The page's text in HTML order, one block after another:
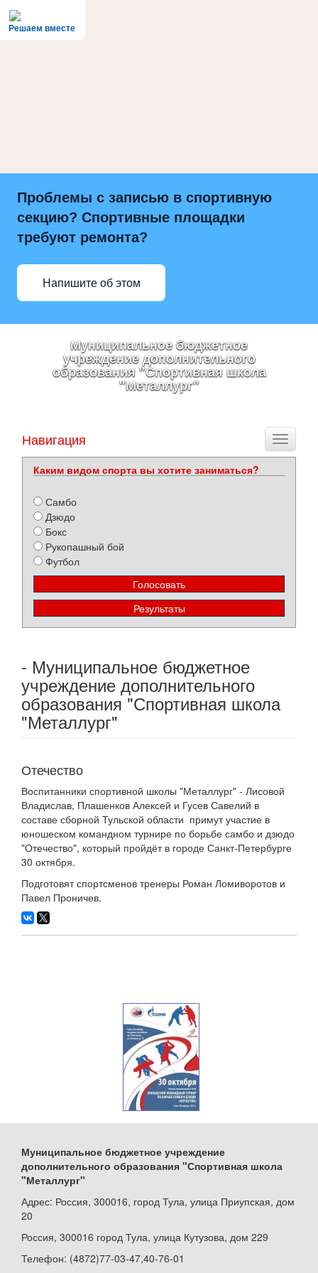
Решаем вместе
Проблемы с записью в спортивную
секцию? Спортивные площадки
требуют ремонта?
Напишите об этом
Муниципальное бюджетное
учреждение дополнительного
образования "Спортивная школа
"Металлург"
Toggle
Навигация
Каким видом спорта вы хотите заниматься?
Самбо
Дзюдо
Бокс
Рукопашный бой
Футбол
- Муниципальное бюджетное
учреждение дополнительного
образования "Спортивная школа
"Металлург"
Отечество
Воспитанники спортивной школы "Металлург" - Лисовой
Владислав, Плашенков Алексей и Гусев Савелий в
составе сборной Тульской области примут участие в
юношеском командном турнире по борьбе самбо и дзюдо
"Отечество", который пройдёт в городе Санкт-Петербурге
30 октября.
Подготовят спортсменов тренеры Роман Ломиворотов и
Павел Проничев.
Муниципальное бюджетное учреждение
дополнительного образования "Спортивная школа
"Металлург"
Адрес: Россия, 300016, город Тула, улица Приупская, дом
20
Россия, 300016 город Тула, улица Кутузова, дом 229
Телефон: (4872)77-03-47,40-76-01